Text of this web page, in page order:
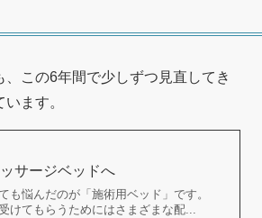
この6年間で少しずつ見直してき
ます。
サージベッドへ
悩んだのが「施術用ベッド」です。
けてもらうためにはさまざまな配...